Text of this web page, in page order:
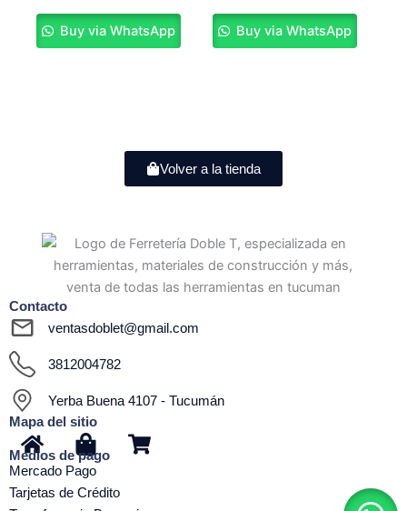
Buy via WhatsApp Buy via WhatsApp
Volver a la tienda
Contacto
ventasdoblet@gmail.com
3812004782
Yerba Buena 4107 - Tucumán
Mapa del sitio
H
o
m
S
h
o
S
h
Medios de pago
Mercado Pago
Tarjetas de Crédito